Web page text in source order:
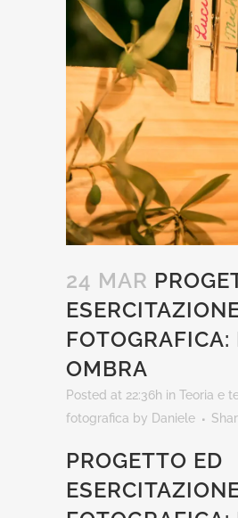
24 MAR
FOTOGRAFICA:
OMBRA
Posted at 22:36h in Teoria e
fotografica by Daniele
PROGETTO ED